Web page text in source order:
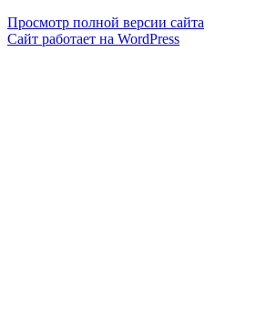
Просмотр полной версии сайта
Сайт работает на WordPress